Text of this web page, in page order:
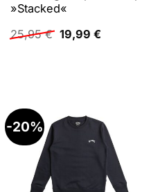
»Stacked«
25,95€ Ursprünglicher
Preis
19,99 €Aktueller
-20%